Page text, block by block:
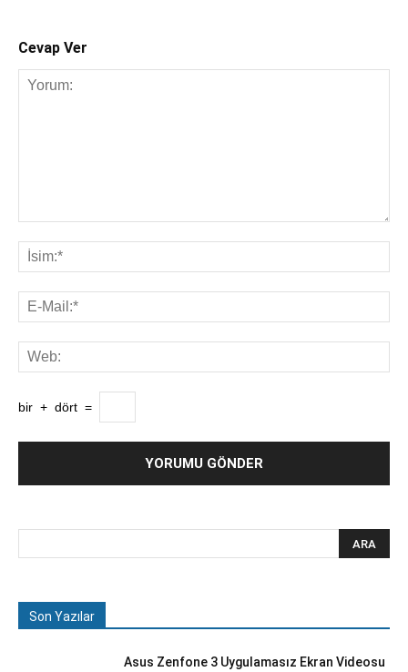
Cevap Ver
bir + dört =
Son Yazılar
Asus Zenfone 3 Uygulamasız Ekran Videosu